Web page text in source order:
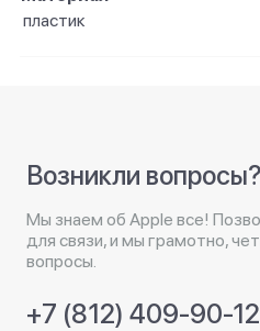
пластик
Возникли вопросы?
Мы знаем об Apple все!
для связи, и мы грамотно,
вопросы.
+7 (812) 409-90-12